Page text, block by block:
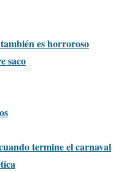
es horroroso
saco
termine el carnaval